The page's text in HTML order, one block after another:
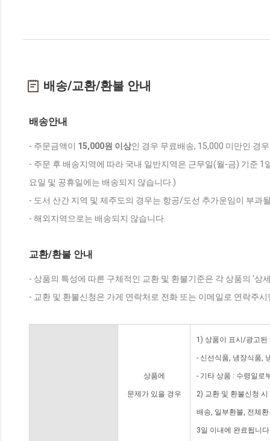
배송/교환/환불 안내
배송안내
- 주문금액이 15,000원 이상인 경우 무료배송, 15,000 미만인 경
- 주문 후 배송지역에 따라 국내 일반지역은 근무일(월-금) 기준
요일 및 공휴일에는 배송되지 않습니다.)
- 도서 산간 지역 및 제주도의 경우는 항공/도선 추가운임이 부과
- 해외지역으로는 배송되지 않습니다.
교환/환불 안내
- 상품의 특성에 따른 구체적인 교환 및 환불기준은 각 상품의 '상
- 교환 및 환불신청은 가게 연락처로 전화 또는 이메일로 연락주
상품에
문제가 있을 경우
1) 상품이 표시/광고된
- 신선식품, 냉장식품,
- 기타 상품 : 수령일로
2) 교환 및 환불신청
배송, 일부환불, 전체
3일 이내에 완료됩니